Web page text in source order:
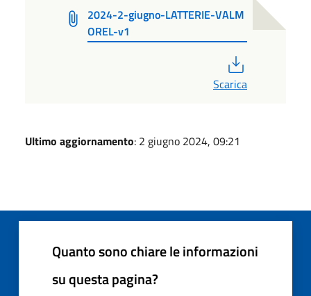
2024-2-giugno-LATTERIE-VALM
OREL-v1
Scarica
Ultimo aggiornamento: 2 giugno 2024, 09:21
Quanto sono chiare le informazioni
su questa pagina?